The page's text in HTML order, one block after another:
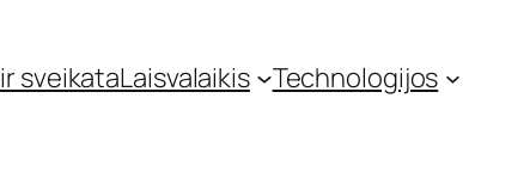
sveikataLaisvalaikis Technologijos